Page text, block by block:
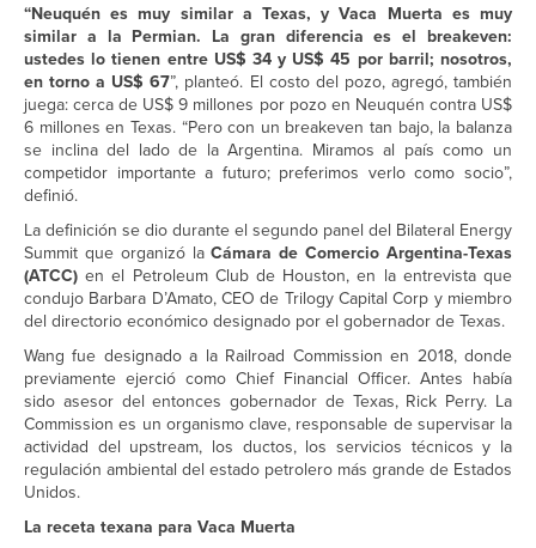
“Neuquén es muy similar a Texas, y Vaca Muerta es muy
similar a la Permian. La gran diferencia es el breakeven:
ustedes lo tienen entre US$ 34 y US$ 45 por barril; nosotros,
en torno a US$ 67”, planteó. El costo del pozo, agregó, también
juega: cerca de US$ 9 millones por pozo en Neuquén contra US$
6 millones en Texas. “Pero con un breakeven tan bajo, la balanza
se inclina del lado de la Argentina. Miramos al país como un
competidor importante a futuro; preferimos verlo como socio”,
definió.
La definición se dio durante el segundo panel del Bilateral Energy
Summit que organizó laCámara de Comercio Argentina-Texas
(ATCC) en el Petroleum Club de Houston, en la entrevista que
condujo Barbara D’Amato, CEO de Trilogy Capital Corp y miembro
del directorio económico designado por el gobernador de Texas.
Wang fue designado a la Railroad Commission en 2018, donde
previamente ejerció como Chief Financial Officer. Antes había
sido asesor del entonces gobernador de Texas, Rick Perry. La
Commission es un organismo clave, responsable de supervisar la
actividad del upstream, los ductos, los servicios técnicos y la
regulación ambiental del estado petrolero más grande de Estados
Unidos.
La receta texana para Vaca Muerta